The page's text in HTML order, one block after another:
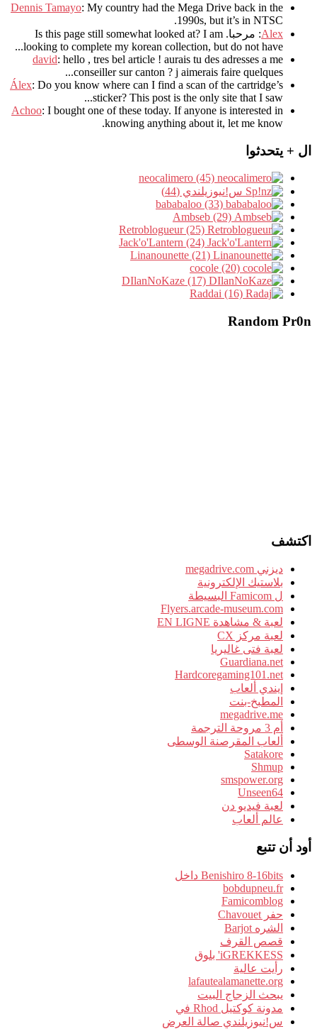
Dennis Tamayo: My country had the Mega Drive back in the
1990s, but it’s in NTSC
.
Alex: مرحبا. Is this page still somewhat looked at? I am
looking to complete my korean collection, but do not have..
.
david: hello , tres bel article ! aurais tu des adresses a me
conseiller sur canton ? j aimerais faire quelques..
.
Álex: Do you know where can I find a scan of the cartridge’s
sticker? This post is the only site that I saw...
Achoo: I bought one of these today. If anyone is interested in
knowing anything about it, let me know.
ال + يتحدثوا
س!نيوزيلندي (44)
Random Pr0n
اكتشف
ديزني megadrive.com
بلاستيك الإلكترونية
ل Famicom البسيطة
Flyers.arcade-museum.com
لعبة & مشاهدة EN LIGNE
لعبة مركز CX
لعبة فتى غاليريا
Guardiana.net
Hardcoregaming101.net
إيندي ألعاب
المطبخ-بنت
megadrive.me
أم 3 مروحة الترجمة
ألعاب المقرصنة الوسطى
Satakore
Shmup
smspower.org
Unseen64
لعبة فيديو دن
عالم ألعاب
أود أن تتبع
Benishiro 8-16bits داخل
bobdupneu.fr
Famicomblog
حفر Chavouet
الشره Barjot
قصص القرف
iGREKKESS' بلوق
رأيت عالية
lafautealamanette.org
يبحث الزجاج البيت
مدونة كوكتيل Rhod في
س!نيوزيلندي صالة العرض